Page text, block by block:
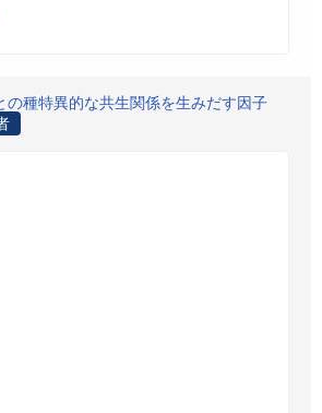
の種特異的な共生関係を生みだす因子